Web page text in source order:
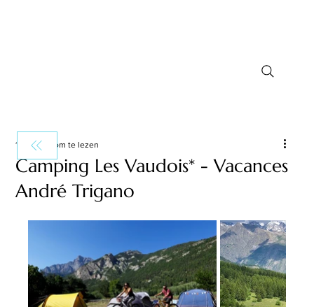
Camping Les Vaudois* - Vacances
André Trigano
1 minuten om te lezen